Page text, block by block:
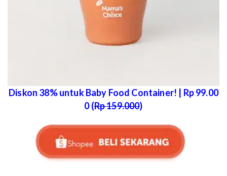
Diskon 38% untuk Baby Food Container! | Rp 99.00
0 (Rp 159.000)